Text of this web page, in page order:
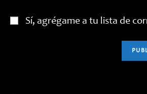
Sí, agrégame a tu lista de